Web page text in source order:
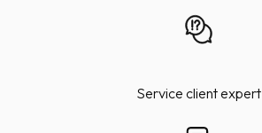
Service client expert